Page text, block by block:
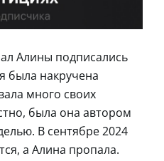
Алины подписались
была накручена
много своих
была она автором
В сентябре 2024
а Алина пропала.